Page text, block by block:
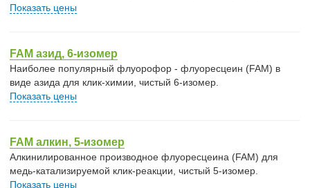
Показать цены
FAM азид, 6-изомер
Наиболее популярный флуорофор - флуоресцеин (FAM) в
виде азида для клик-химии, чистый 6-изомер.
Показать цены
FAM алкин, 5-изомер
Алкинилированное производное флуоресцеина (FAM) для
медь-катализируемой клик-реакции, чистый 5-изомер.
Показать цены